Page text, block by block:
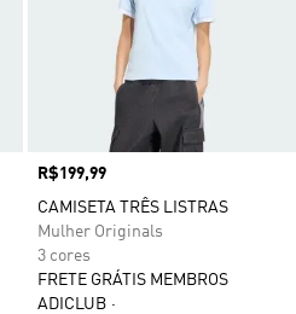
Preço
R$199,99
CAMISETA TRÊS LISTRAS
Mulher Originals
3 cores
FRETE GRÁTIS MEMBROS
ADICLUB